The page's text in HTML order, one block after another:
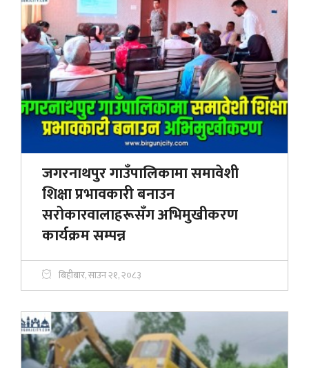
जगरनाथपुर गाउँपालिकामा समावेशी
शिक्षा प्रभावकारी बनाउन
सरोकारवालाहरूसँग अभिमुखीकरण
कार्यक्रम सम्पन्न
बिहीबार, साउन २१, २०८३